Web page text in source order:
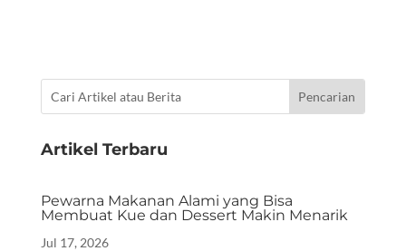
Artikel Terbaru
Pewarna Makanan Alami yang Bisa
Membuat Kue dan Dessert Makin Menarik
Jul 17, 2026